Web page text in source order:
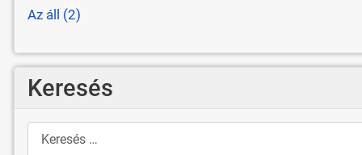
Az áll (2)
Keresés
Keresés